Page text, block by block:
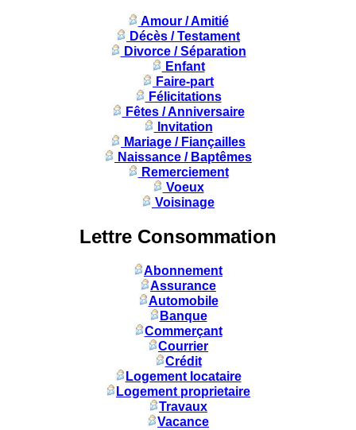
Amour / Amitié
Décès / Testament
Divorce / Séparation
Enfant
Faire-part
Félicitations
Fêtes / Anniversaire
Invitation
Mariage / Fiançailles
Naissance / Baptêmes
Remerciement
Voeux
Voisinage
Lettre Consommation
Abonnement
Assurance
Automobile
Banque
Commerçant
Courrier
Crédit
Logement locataire
Logement proprietaire
Travaux
Vacance